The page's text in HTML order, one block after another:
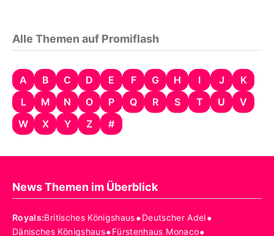
Alle Themen auf Promiflash
A B C D E F G H I J
K
L
M N O P Q R S T U
V
W
X Y Z #
News Themen im Überblick
Royals:Britisches Königshaus•Deutscher Adel•
Dänisches Königshaus•Fürstenhaus Monaco•